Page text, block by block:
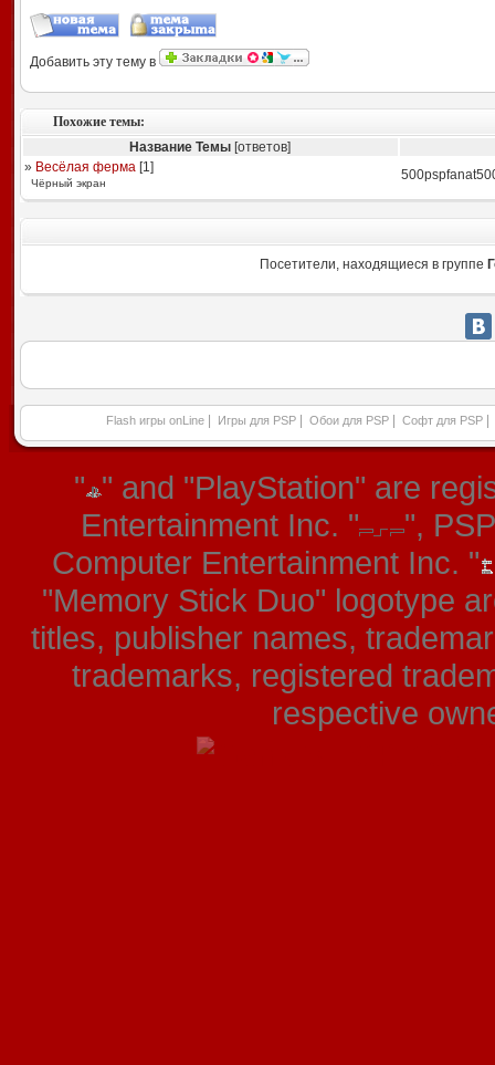
Добавить эту тему в
Похожие темы:
Название Темы [ответов]
» Весёлая ферма[1]
Чёрный экран
Посетители, находящиеся в группе
Flash игры onLine Игры для PSP Обои для PSP Софт для PSP
" " and "PlayStation" are
Entertainment Inc. "
",
Computer Entertainment Inc. "
"Memory Stick Duo" logotype
titles, publisher names,
trademarks, registered
respective